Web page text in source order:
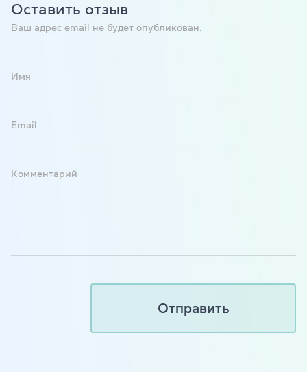
Оставить отзыв
Ваш адрес email не будет опубликован.
Комментарий
Имя
Email